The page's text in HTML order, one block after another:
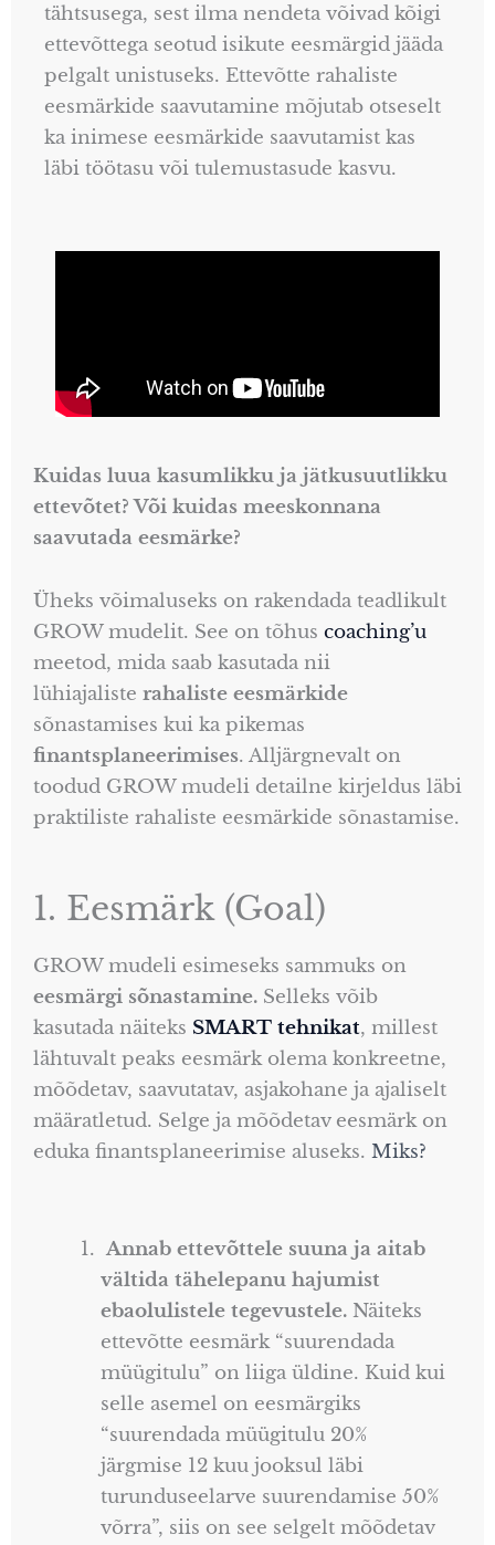
tähtsusega, sest ilma nendeta võivad kõigi
ettevõttega seotud isikute eesmärgid jääda
pelgalt unistuseks. Ettevõtte rahaliste
eesmärkide saavutamine mõjutab otseselt
ka inimese eesmärkide saavutamist kas
läbi töötasu või tulemustasude kasvu.
Kuidas luua kasumlikku ja jätkusuutlikku
ettevõtet? Või kuidas meeskonnana
saavutada eesmärke?
Üheks võimaluseks on rakendada teadlikult
GROW mudelit. See on tõhus coaching’u
meetod, mida saab kasutada nii
lühiajaliste rahaliste eesmärkide
sõnastamises kui ka pikemas
finantsplaneerimises. Alljärgnevalt on
toodud GROW mudeli detailne kirjeldus läbi
praktiliste rahaliste eesmärkide sõnastamise.
1. Eesmärk (Goal)
GROW mudeli esimeseks sammuks on
eesmärgi sõnastamine. Selleks võib
kasutada näiteks SMART tehnikat, millest
lähtuvalt peaks eesmärk olema konkreetne,
mõõdetav, saavutatav, asjakohane ja ajaliselt
määratletud. Selge ja mõõdetav eesmärk on
eduka finantsplaneerimise aluseks. Miks?
Annab ettevõttele suuna ja aitab
vältida tähelepanu hajumist
ebaolulistele tegevustele. Näiteks
ettevõtte eesmärk “suurendada
müügitulu” on liiga üldine. Kuid kui
selle asemel on eesmärgiks
“suurendada müügitulu 20%
järgmise 12 kuu jooksul läbi
turunduseelarve suurendamise 50%
võrra”, siis on see selgelt mõõdetav